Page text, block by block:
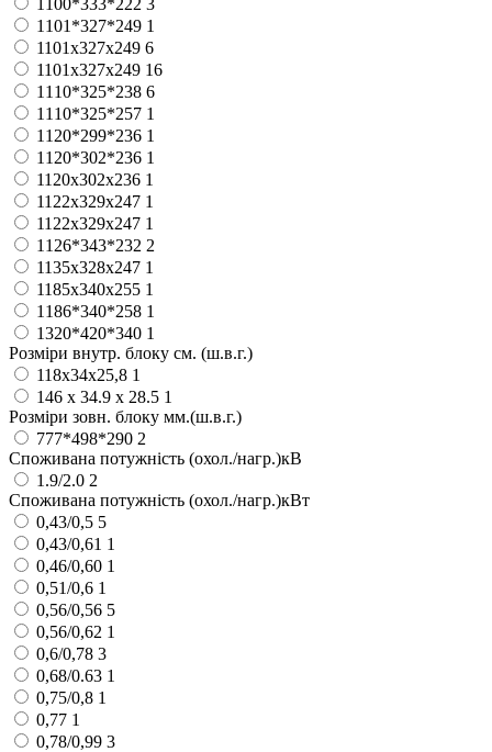
1101*327*249 1
1101x327x249 6
1101х327х249 16
1110*325*238 6
1110*325*257 1
1120*299*236 1
1120*302*236 1
1120х302х236 1
1122x329x247 1
1122х329х247 1
1126*343*232 2
1135x328x247 1
1185x340x255 1
1186*340*258 1
1320*420*340 1
Розміри внутр. блоку см. (ш.в.г.)
118x34x25,8 1
146 х 34.9 х 28.5 1
Розміри зовн. блоку мм.(ш.в.г.)
777*498*290 2
Споживана потужність (охол./нагр.)кВ
1.9/2.0 2
Споживана потужність (охол./нагр.)кВт
0,43/0,5 5
0,43/0,61 1
0,46/0,60 1
0,51/0,6 1
0,56/0,56 5
0,56/0,62 1
0,6/0,78 3
0,68/0.63 1
0,75/0,8 1
0,77 1
0,78/0,99 3